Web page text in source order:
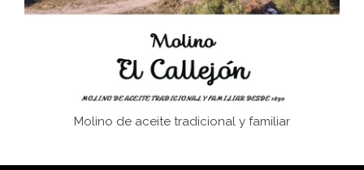
Historia y vivencias del poblado de Los Hurones
Molino de aceite tradicional y familiar